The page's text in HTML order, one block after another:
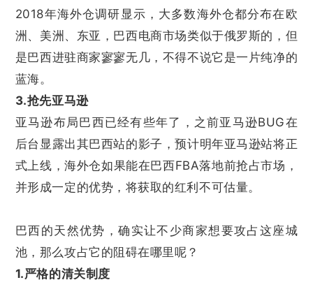
2018年海外仓调研显示，大多数海外仓都分布在欧
洲、美洲、东亚，巴西电商市场类似于俄罗斯的，但
是巴西进驻商家寥寥无几，不得不说它是一片纯净的
蓝海。
3.抢先亚马逊
亚马逊布局巴西已经有些年了，之前亚马逊BUG在
后台显露出其巴西站的影子，预计明年亚马逊站将正
式上线，海外仓如果能在巴西FBA落地前抢占市场，
并形成一定的优势，将获取的红利不可估量。
巴西的天然优势，确实让不少商家想要攻占这座城
池，那么攻占它的阻碍在哪里呢？
1.严格的清关制度